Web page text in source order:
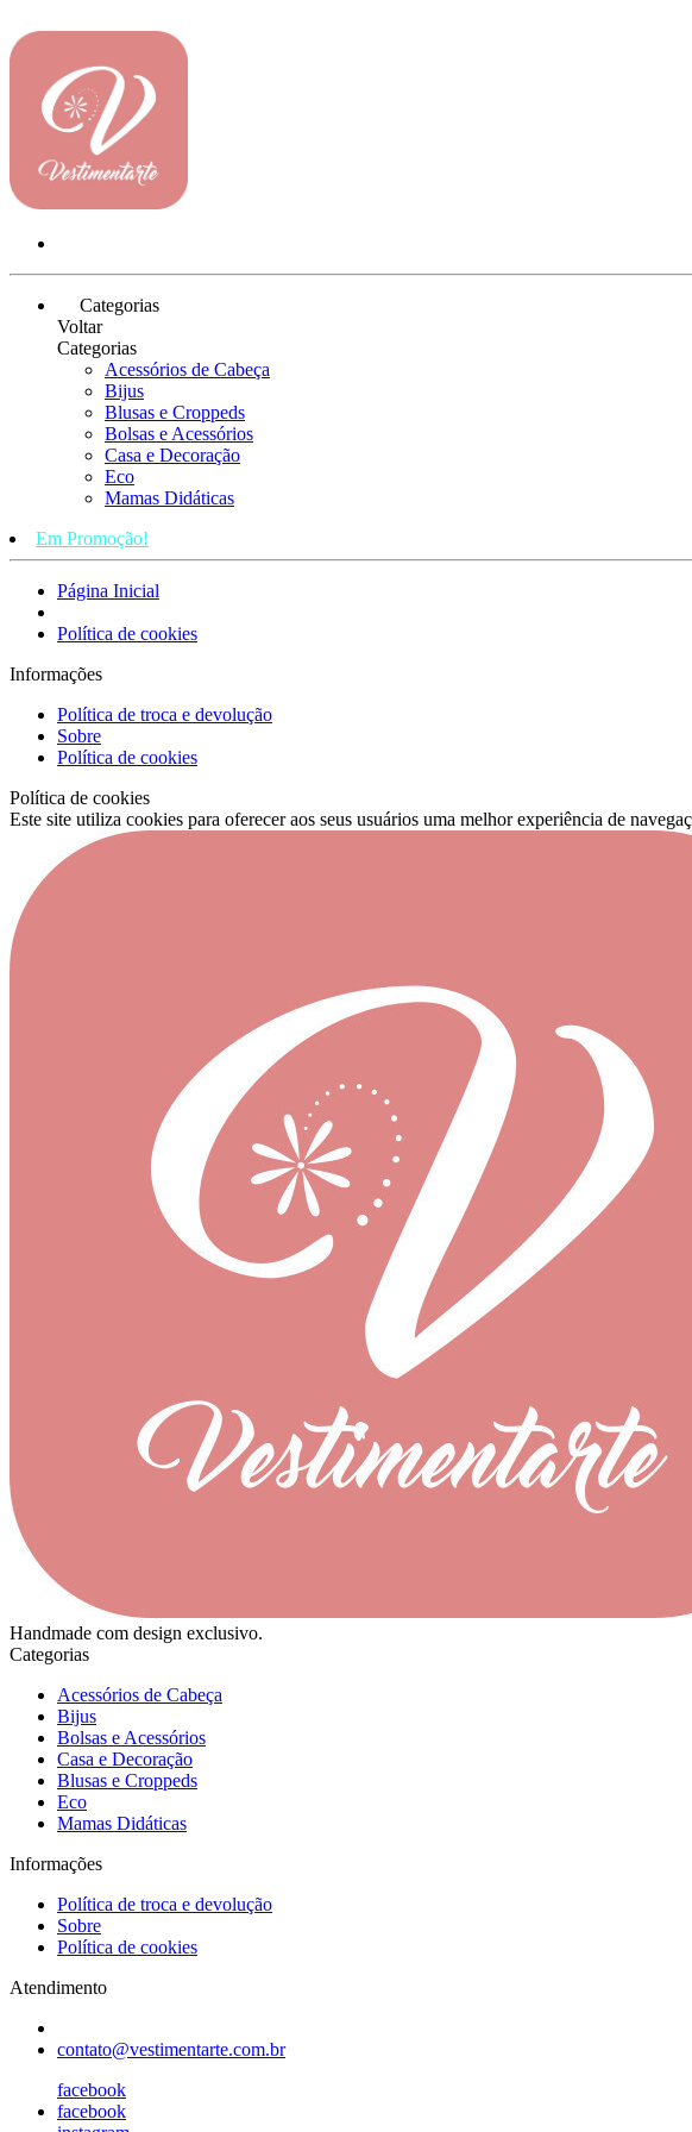
Categorias
Voltar
Categorias
Acessórios de Cabeça
Bijus
Blusas e Croppeds
Bolsas e Acessórios
Casa e Decoração
Eco
Mamas Didáticas
Em Promoção!
Página Inicial
Política de cookies
Informações
Política de troca e devolução
Sobre
Política de cookies
Política de cookies
Este site utiliza cookies para oferecer aos seus usuários uma melhor experiência de
Handmade com design exclusivo.
Categorias
Acessórios de Cabeça
Bijus
Bolsas e Acessórios
Casa e Decoração
Blusas e Croppeds
Eco
Mamas Didáticas
Informações
Política de troca e devolução
Sobre
Política de cookies
Atendimento
contato@vestimentarte.com.br
facebook
facebook